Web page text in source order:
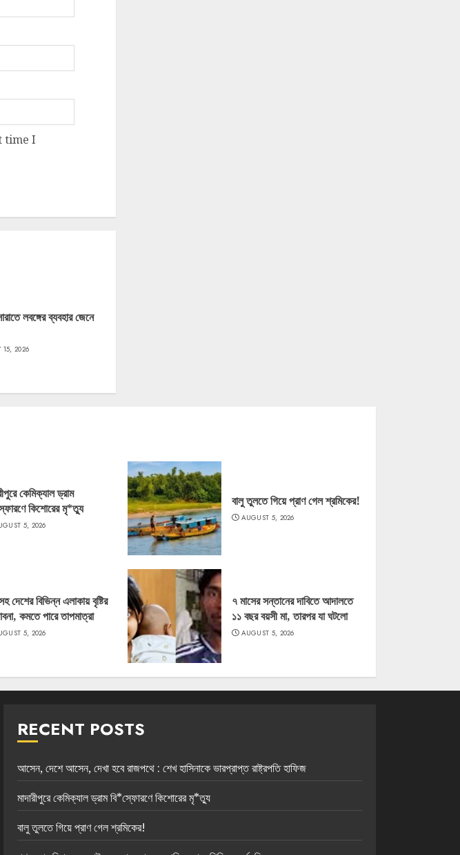
time I
লবঙ্গের ব্যবহার জেনে
15, 2026
কেমিক্যাল ড্রাম
কিশোরের মৃ*ত্যু
5, 2026
বালু তুলতে গিয়ে প্রাণ গেল শ্রমিকের!
AUGUST 5, 2026
দেশের বিভিন্ন এলাকায় বৃষ্টির
কমতে পারে তাপমাত্রা
5, 2026
৭ মাসের সন্তানের দাবিতে আদালতে
১১ বছর বয়সী মা, তারপর যা ঘটলো
AUGUST 5, 2026
RECENT POSTS
আসেন, দেশে আসেন, দেখা হবে রাজপথে : শেখ হাসিনাকে ভারপ্রাপ্ত রাষ্ট্রপতি হাফিজ
মাদারীপুরে কেমিক্যাল ড্রাম বি*স্ফোরণে কিশোরের মৃ*ত্যু
বালু তুলতে গিয়ে প্রাণ গেল শ্রমিকের!